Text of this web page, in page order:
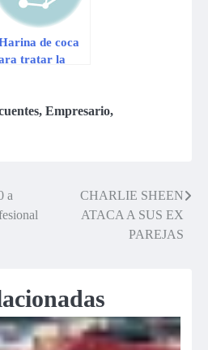
de coca
tratar la
, Empresario,
a
CHARLIE SHEEN
ATACA A SUS EX
PAREJAS